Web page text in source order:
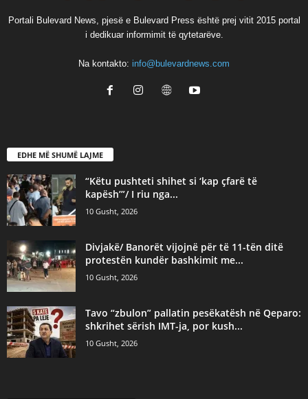
Portali Bulevard News, pjesë e Bulevard Press është prej vitit 2015 portal
i dedikuar informimit të qytetarëve.
Na kontakto: info@bulevardnews.com
EDHE MË SHUMË LAJME
“Këtu pushteti shihet si ‘kap çfarë të
kapësh’”/ I riu nga...
10 Gusht, 2026
Divjakë/ Banorët vijojnë për të 11-tën ditë
protestën kundër bashkimit me...
10 Gusht, 2026
Tavo “zbulon” pallatin pesëkatësh në Qeparo:
shkrihet sërish IMT-ja, por kush...
10 Gusht, 2026